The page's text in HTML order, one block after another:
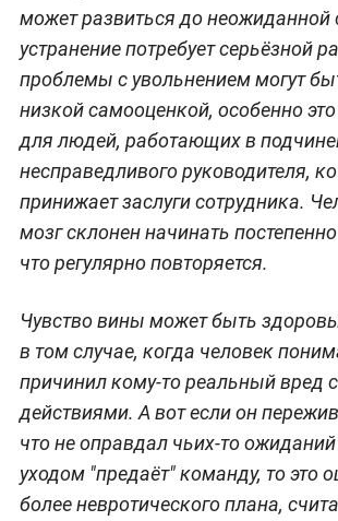
может развиться до неожиданной
устранение потребует серьёзной
проблемы с увольнением могут
низкой самооценкой, особенно
для людей, работающих в
несправедливого руководителя,
принижает заслуги сотрудника.
мозг склонен начинать
что регулярно повторяется.
Чувство вины может быть
в том случае, когда человек
причинил кому-то реальный вред
действиями. А вот если он
что не оправдал чьих-то
уходом "предаёт" команду, то это
более невротического плана,